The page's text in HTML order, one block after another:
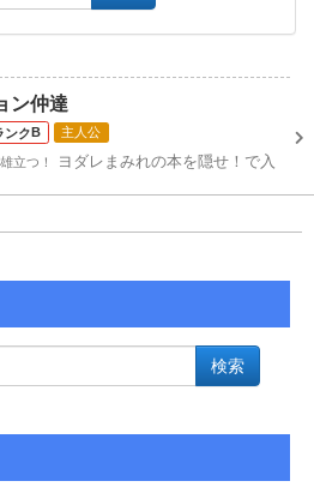
ン仲達
B 主人公
立つ！
ヨダレまみれの本を隠せ！で入
検索